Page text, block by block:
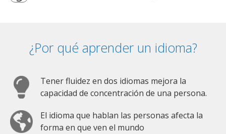
¿Por qué aprender un idioma?
Tener fluidez en dos idiomas mejora la
capacidad de concentración de una persona.
El idioma que hablan las personas afecta la
forma en que ven el mundo